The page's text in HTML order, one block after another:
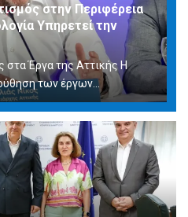
στην Περιφέρεια
Υπηρετεί την
στα Έργα της Αττικής Η
των έργων...